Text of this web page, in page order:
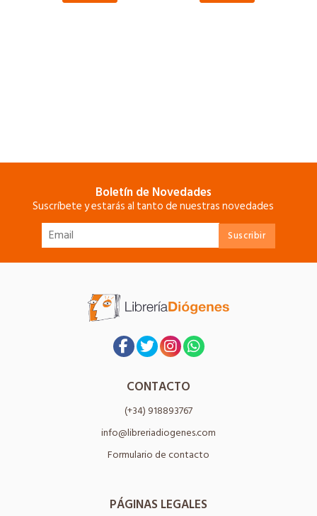
Boletín de Novedades
Suscríbete y estarás al tanto de nuestras novedades
CONTACTO
(+34) 918893767
info@libreriadiogenes.com
Formulario de contacto
PÁGINAS LEGALES